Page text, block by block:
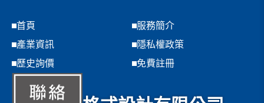
首頁
服務簡介
產業資訊
隱私權政策
歷史詢價
免費註冊